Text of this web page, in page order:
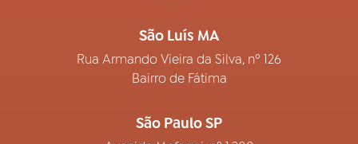
São Luís MA
Rua Armando Vieira da Silva, nº 126
Bairro de Fátima
São Paulo SP